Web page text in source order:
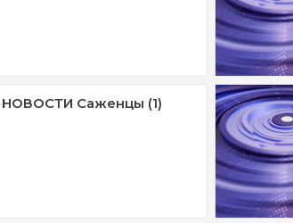
Саженцы (1)